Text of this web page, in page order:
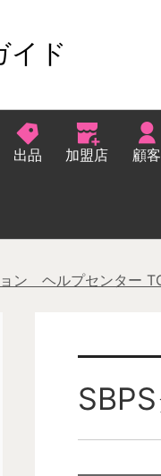
イド
出品 加盟店 顧客
ン ヘルプセンター